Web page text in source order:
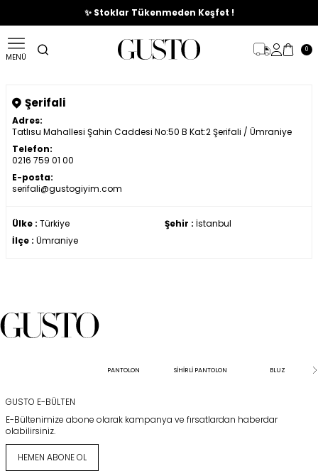
🎉%70'e Varan Büyük Yaz İndirim Başladı !
✨ Stoklar Tükenmeden Keşfet !
MENÜ
0
Şerifali
Adres:
Tatlısu Mahallesi Şahin Caddesi No:50 B Kat:2 Şerifali / Ümraniye
Telefon:
0216 759 01 00
E-posta:
serifali@gustogiyim.com
Ülke : Türkiye Şehir : İstanbul
İlçe : Ümraniye
PANTOLON SİHİRLİ PANTOLON BLUZ
GUSTO E-BÜLTEN
E-Bültenimize abone olarak kampanya ve fırsatlardan haberdar
olabilirsiniz.
HEMEN ABONE OL